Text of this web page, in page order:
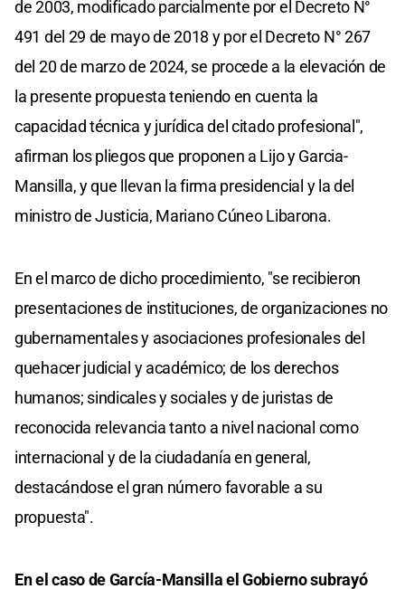
de 2003, modificado parcialmente por el Decreto N°
491 del 29 de mayo de 2018 y por el Decreto N° 267
del 20 de marzo de 2024, se procede a la elevación de
la presente propuesta teniendo en cuenta la
capacidad técnica y jurídica del citado profesional",
afirman los pliegos que proponen a Lijo y Garcia-
Mansilla, y que llevan la firma presidencial y la del
ministro de Justicia, Mariano Cúneo Libarona.
En el marco de dicho procedimiento, "se recibieron
presentaciones de instituciones, de organizaciones no
gubernamentales y asociaciones profesionales del
quehacer judicial y académico; de los derechos
humanos; sindicales y sociales y de juristas de
reconocida relevancia tanto a nivel nacional como
internacional y de la ciudadanía en general,
destacándose el gran número favorable a su
propuesta".
En el caso de García-Mansilla el Gobierno subrayó